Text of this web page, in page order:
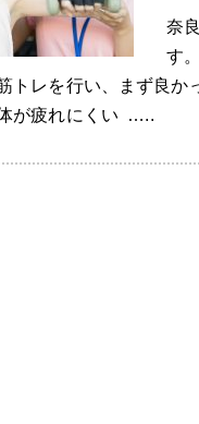
奈
す
トレを行い、まず良
が疲れにくい …..